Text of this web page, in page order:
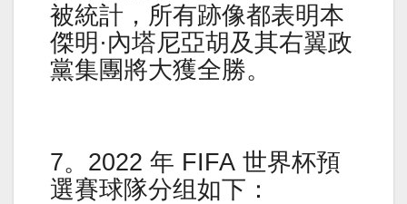
被統計，所有跡像都表明本
傑明·內塔尼亞胡及其右翼政
黨集團將大獲全勝。
7。2022 年 FIFA 世界杯預
選賽球隊分组如下：